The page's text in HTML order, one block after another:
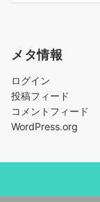
メタ情報
ログイン
投稿フィード
コメントフィード
WordPress.org